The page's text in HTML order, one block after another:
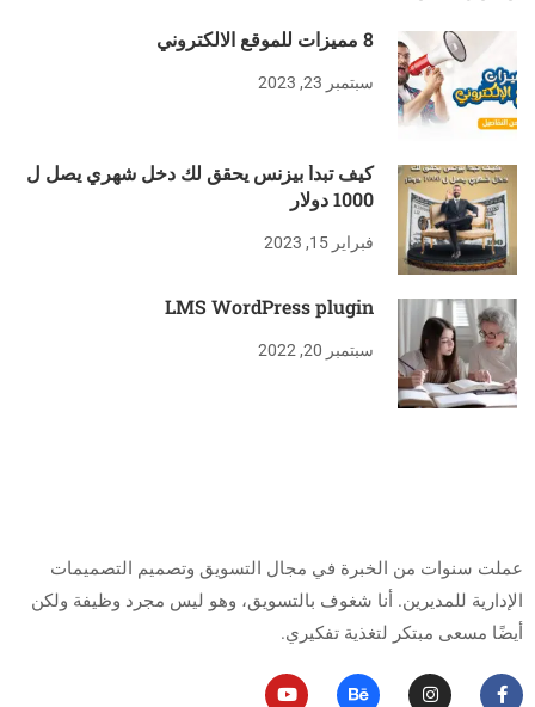
8 مميزات للموقع الالكتروني
سبتمبر 23, 2023
كيف تبدأ بيزنس يحقق لك دخل شهري يصل ل
1000 دولار
فبراير 15, 2023
LMS WordPress plugin
سبتمبر 20, 2022
عملت سنوات من الخبرة في مجال التسويق وتصميم التصميمات
الإدارية للمديرين. أنا شغوف بالتسويق، وهو ليس مجرد وظيفة ولكن
أيضًا مسعى مبتكر لتغذية تفكيري.